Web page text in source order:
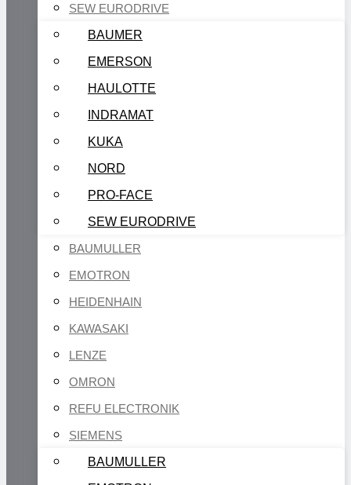
SEW EURODRIVE
BAUMER
EMERSON
HAULOTTE
INDRAMAT
KUKA
NORD
PRO-FACE
SEW EURODRIVE
BAUMULLER
EMOTRON
HEIDENHAIN
KAWASAKI
LENZE
OMRON
REFU ELECTRONIK
SIEMENS
BAUMULLER